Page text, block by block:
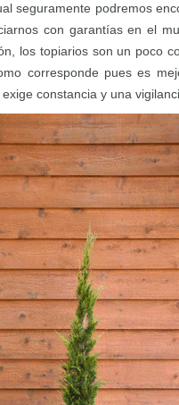
seguramente podremos
con garantías en el
los topiarios son un poco
corresponde pues es
constancia y una